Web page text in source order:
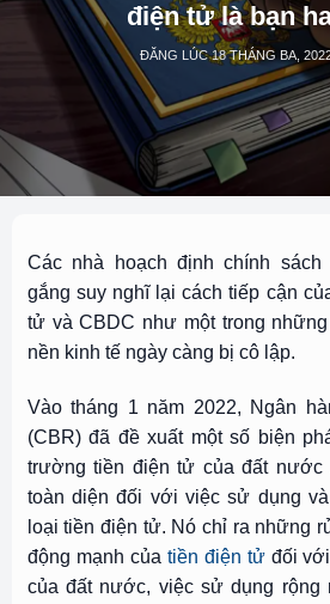
điện tử là bạn
ĐĂNG LÚC18 THÁNG BA,
Các nhà hoạch định chính
gắng suy nghĩ lại cách tiếp cận
tử và CBDC như một trong
nền kinh tế ngày càng bị cô lập.
Vào tháng 1 năm 2022, Ngân
(CBR) đã đề xuất một số biện
trường tiền điện tử của đất nước
toàn diện đối với việc sử dụng
loại tiền điện tử. Nó chỉ ra những
động mạnh của tiền điện tửđối với
của đất nước, việc sử dụng rộng